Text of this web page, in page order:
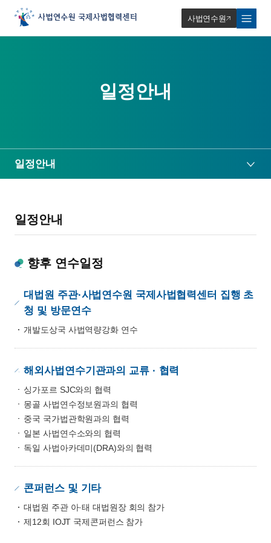
사법연수원
일정안내
일정안내
일정안내
향후 연수일정
대법원 주관·사법연수원 국제사법협력센터 집행 초
청 및 방문연수
개발도상국 사법역량강화 연수
해외사법연수기관과의 교류 · 협력
싱가포르 SJC와의 협력
몽골 사법연수정보원과의 협력
중국 국가법관학원과의 협력
일본 사법연수소와의 협력
독일 사법아카데미(DRA)와의 협력
콘퍼런스 및 기타
대법원 주관 아·태 대법원장 회의 참가
제12회 IOJT 국제콘퍼런스 참가